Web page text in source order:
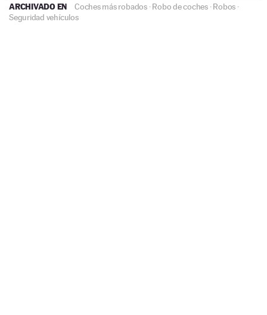
ARCHIVADO EN Coches más robados·Robo de coches·Robos ·
Seguridad vehículos